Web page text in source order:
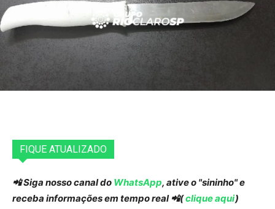
FIQUE ATUALIZADO
📲 Siga nosso canal do WhatsApp, ative o "sininho" e
receba informações em tempo real 📲(clique aqui)